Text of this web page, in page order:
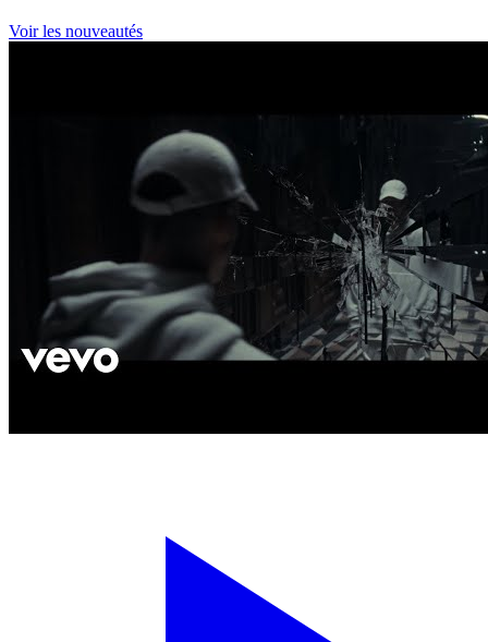
Voir les nouveautés